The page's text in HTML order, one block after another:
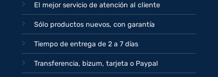
El mejor servicio de atención al cliente
Sólo productos nuevos, con garantía
Tiempo de entrega de 2 a 7 días
Transferencia, bizum, tarjeta o Paypal